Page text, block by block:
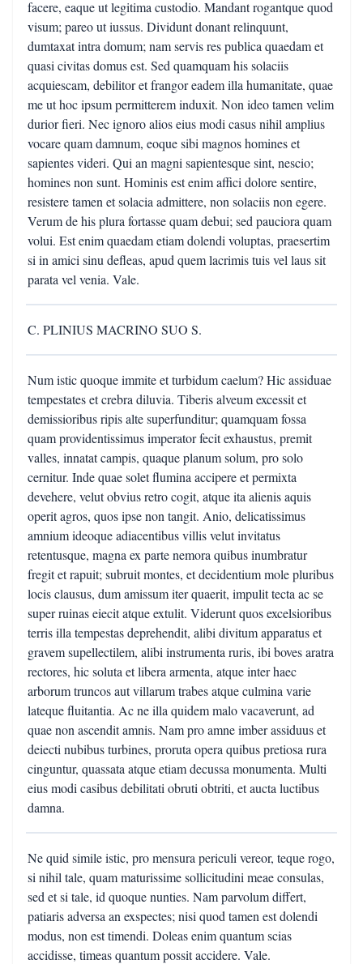
facere, eaque ut legitima custodio. Mandant rogantque quod
visum; pareo ut iussus. Dividunt donant relinquunt,
dumtaxat intra domum; nam servis res publica quaedam et
quasi civitas domus est. Sed quamquam his solaciis
acquiescam, debilitor et frangor eadem illa humanitate, quae
me ut hoc ipsum permitterem induxit. Non ideo tamen velim
durior fieri. Nec ignoro alios eius modi casus nihil amplius
vocare quam damnum, eoque sibi magnos homines et
sapientes videri. Qui an magni sapientesque sint, nescio;
homines non sunt. Hominis est enim affici dolore sentire,
resistere tamen et solacia admittere, non solaciis non egere.
Verum de his plura fortasse quam debui; sed pauciora quam
volui. Est enim quaedam etiam dolendi voluptas, praesertim
si in amici sinu defleas, apud quem lacrimis tuis vel laus sit
parata vel venia. Vale.
C. PLINIUS MACRINO SUO S.
Num istic quoque immite et turbidum caelum? Hic assiduae
tempestates et crebra diluvia. Tiberis alveum excessit et
demissioribus ripis alte superfunditur; quamquam fossa
quam providentissimus imperator fecit exhaustus, premit
valles, innatat campis, quaque planum solum, pro solo
cernitur. Inde quae solet flumina accipere et permixta
devehere, velut obvius retro cogit, atque ita alienis aquis
operit agros, quos ipse non tangit. Anio, delicatissimus
amnium ideoque adiacentibus villis velut invitatus
retentusque, magna ex parte nemora quibus inumbratur
fregit et rapuit; subruit montes, et decidentium mole pluribus
locis clausus, dum amissum iter quaerit, impulit tecta ac se
super ruinas eiecit atque extulit. Viderunt quos excelsioribus
terris illa tempestas deprehendit, alibi divitum apparatus et
gravem supellectilem, alibi instrumenta ruris, ibi boves aratra
rectores, hic soluta et libera armenta, atque inter haec
arborum truncos aut villarum trabes atque culmina varie
lateque fluitantia. Ac ne illa quidem malo vacaverunt, ad
quae non ascendit amnis. Nam pro amne imber assiduus et
deiecti nubibus turbines, proruta opera quibus pretiosa rura
cinguntur, quassata atque etiam decussa monumenta. Multi
eius modi casibus debilitati obruti obtriti, et aucta luctibus
damna.
Ne quid simile istic, pro mensura periculi vereor, teque rogo,
si nihil tale, quam maturissime sollicitudini meae consulas,
sed et si tale, id quoque nunties. Nam parvolum differt,
patiaris adversa an exspectes; nisi quod tamen est dolendi
modus, non est timendi. Doleas enim quantum scias
accidisse, timeas quantum possit accidere. Vale.